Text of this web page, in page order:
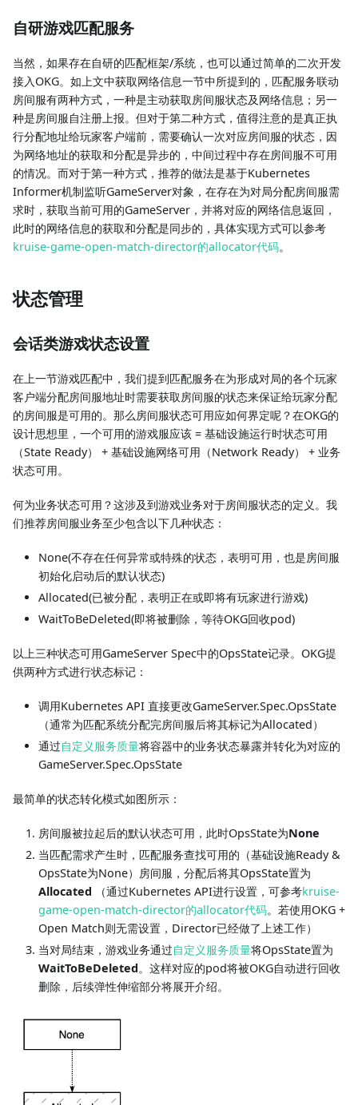
自研游戏匹配服务
当然，如果存在自研的匹配框架/系统，也可以通过简单的二次开发
接入OKG。如上文中获取网络信息一节中所提到的，匹配服务联动
房间服有两种方式，一种是主动获取房间服状态及网络信息；另一
种是房间服自注册上报。但对于第二种方式，值得注意的是真正执
行分配地址给玩家客户端前，需要确认一次对应房间服的状态，因
为网络地址的获取和分配是异步的，中间过程中存在房间服不可用
的情况。而对于第一种方式，推荐的做法是基于Kubernetes
Informer机制监听GameServer对象，在存在为对局分配房间服需
求时，获取当前可用的GameServer，并将对应的网络信息返回，
此时的网络信息的获取和分配是同步的，具体实现方式可以参考
kruise-game-open-match-director的allocator代码。
状态管理
会话类游戏状态设置
在上一节游戏匹配中，我们提到匹配服务在为形成对局的各个玩家
客户端分配房间服地址时需要获取房间服的状态来保证给玩家分配
的房间服是可用的。那么房间服状态可用应如何界定呢？在OKG的
设计思想里，一个可用的游戏服应该 = 基础设施运行时状态可用
（State Ready） + 基础设施网络可用（Network Ready） + 业务
状态可用。
何为业务状态可用？这涉及到游戏业务对于房间服状态的定义。我
们推荐房间服业务至少包含以下几种状态：
None(不存在任何异常或特殊的状态，表明可用，也是房间服
初始化启动后的默认状态)
Allocated(已被分配，表明正在或即将有玩家进行游戏)
WaitToBeDeleted(即将被删除，等待OKG回收pod)
以上三种状态可用GameServer Spec中的OpsState记录。OKG提
供两种方式进行状态标记：
调用Kubernetes API 直接更改GameServer.Spec.OpsState
（通常为匹配系统分配完房间服后将其标记为Allocated）
通过自定义服务质量将容器中的业务状态暴露并转化为对应的
GameServer.Spec.OpsState
最简单的状态转化模式如图所示：
房间服被拉起后的默认状态可用，此时OpsState为None
当匹配需求产生时，匹配服务查找可用的（基础设施Ready &
OpsState为None）房间服，分配后将其OpsState置为
Allocated （通过Kubernetes API进行设置，可参考kruise-
game-open-match-director的allocator代码。若使用OKG +
Open Match则无需设置，Director已经做了上述工作）
当对局结束，游戏业务通过自定义服务质量将OpsState置为
WaitToBeDeleted。这样对应的pod将被OKG自动进行回收
删除，后续弹性伸缩部分将展开介绍。